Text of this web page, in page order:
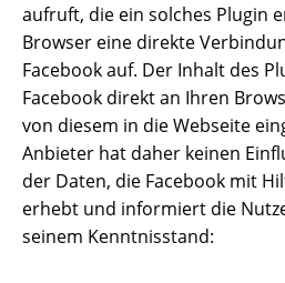
aufruft, die ein solches Plugin
Browser eine direkte
Facebook auf. Der Inhalt des
Facebook direkt an Ihren
von diesem in die Webseite
Anbieter hat daher keinen
der Daten, die Facebook mit
erhebt und informiert die
seinem Kenntnisstand: